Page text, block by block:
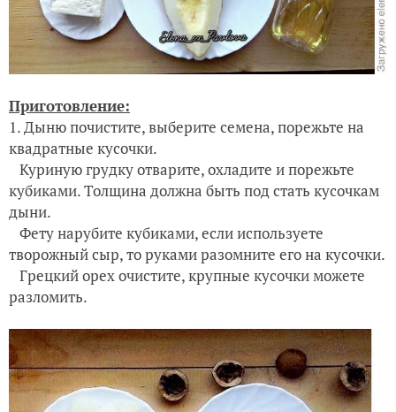
Приготовление:
1. Дыню почистите, выберите семена, порежьте на
квадратные кусочки.
Куриную грудку отварите, охладите и порежьте
кубиками. Толщина должна быть под стать кусочкам
дыни.
Фету нарубите кубиками, если используете
творожный сыр, то руками разомните его на кусочки.
Грецкий орех очистите, крупные кусочки можете
разломить.